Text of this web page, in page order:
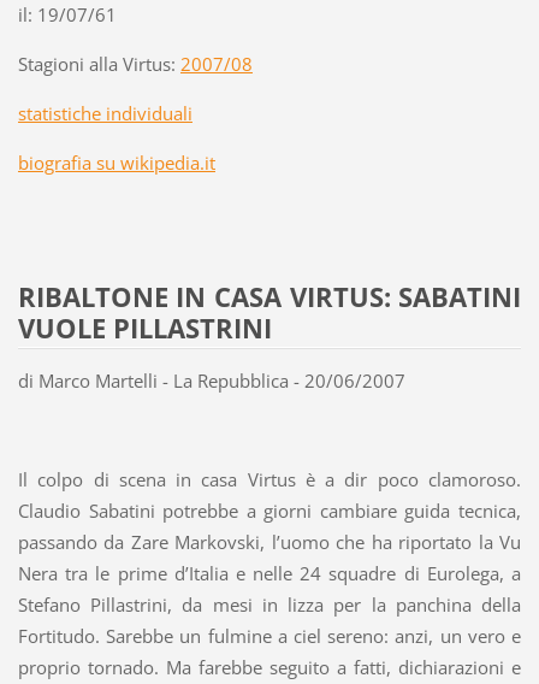
il: 19/07/61
Stagioni alla Virtus: 2007/08
statistiche individuali
biografia su wikipedia.it
RIBALTONE IN CASA VIRTUS: SABATINI
VUOLE PILLASTRINI
di Marco Martelli - La Repubblica - 20/06/2007
Il colpo di scena in casa Virtus è a dir poco clamoroso.
Claudio Sabatini potrebbe a giorni cambiare guida tecnica,
passando da Zare Markovski, l’uomo che ha riportato la Vu
Nera tra le prime d’Italia e nelle 24 squadre di Eurolega, a
Stefano Pillastrini, da mesi in lizza per la panchina della
Fortitudo. Sarebbe un fulmine a ciel sereno: anzi, un vero e
proprio tornado. Ma farebbe seguito a fatti, dichiarazioni e